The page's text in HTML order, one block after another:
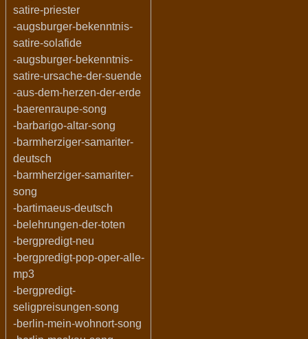
satire-priester
-augsburger-bekenntnis-
satire-solafide
-augsburger-bekenntnis-
satire-ursache-der-suende
-aus-dem-herzen-der-erde
-baerenraupe-song
-barbarigo-altar-song
-barmherziger-samariter-
deutsch
-barmherziger-samariter-
song
-bartimaeus-deutsch
-belehrungen-der-toten
-bergpredigt-neu
-bergpredigt-pop-oper-alle-
mp3
-bergpredigt-
seligpreisungen-song
-berlin-mein-wohnort-song